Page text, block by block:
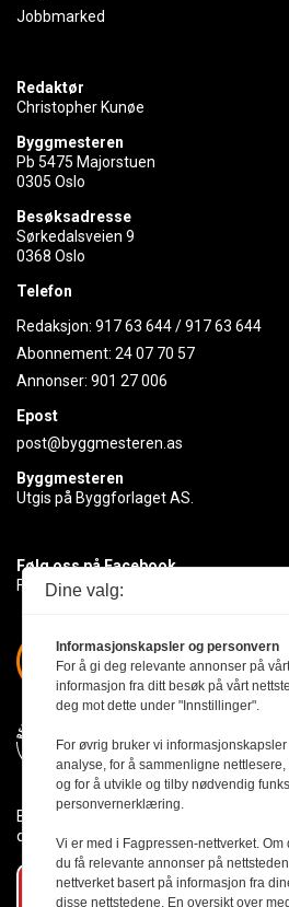
Jobbmarked
Redaktør
Christopher Kunøe
Byggmesteren
Pb 5475 Majorstuen
0305 Oslo
Besøksadresse
Sørkedalsveien 9
0368 Oslo
Telefon
Redaksjon: 917 63 644/917 63 644
Abonnement: 24 07 70 57
Annonser: 901 27 006
Epost
post@byggmesteren.as
Byggmesteren
Utgis på Byggforlaget AS.
Følg oss på Facebook
Få med deg det siste innen
Byggmesteren følger Vær Varsom-
den er nedfelt i Redaktørplakaten.
Abonner på vårt
Dine valg:
Informasjonskapsler og personvern
For å gi deg relevante annonser på
informasjon fra ditt besøk på vårt
deg mot dette under "Innstillinger".
For øvrig bruker vi
analyse, for å sammenligne
og for å utvikle og tilby nødvendig
personvernerklæring.
Vi er med i Fagpressen-nettverket. Om
du få relevante annonser på
nettverket basert på informasjon fra
disse nettstedene. En oversikt over